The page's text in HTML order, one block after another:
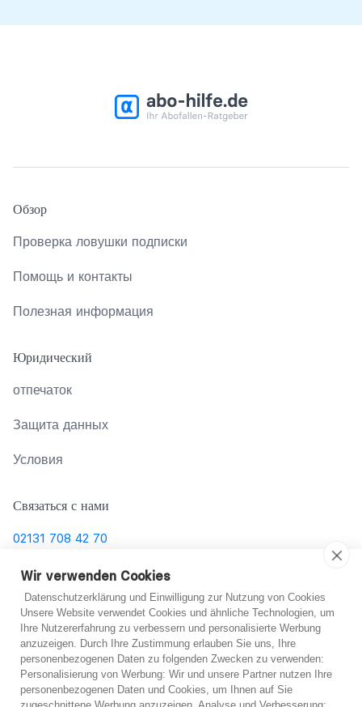
Не уверен?
Обзор
Проверка ловушки подписки
Помощь и контакты
Полезная информация
Юридический
отпечаток
Защита данных
Условия
Связаться с нами
02131 708 42 70
support@abo-hilfe.de
© 2021 abo-hilfe.de
*Примечание: abo-hilfe.de представляет собой
информационный веб-сайт. Потребитель получает
Wir verwenden Cookies
Datenschutzerklärung und Einwilligung zur Nutzung von Cookies
Unsere Website verwendet Cookies und ähnliche Technologien, um
Ihre Nutzererfahrung zu verbessern und personalisierte Werbung
anzuzeigen. Durch Ihre Zustimmung erlauben Sie uns, Ihre
personenbezogenen Daten zu folgenden Zwecken zu verwenden:
Personalisierung von Werbung: Wir und unsere Partner nutzen Ihre
personenbezogenen Daten und Cookies, um Ihnen auf Sie